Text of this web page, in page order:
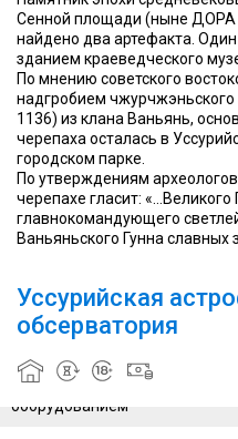
Сенной площади (ныне ДОРА
найдено два артефакта. Один
зданием краеведческого
По мнению советского
надгробием
1136) из клана Ваньянь,
черепаха осталась в
городском парке.
По утверждениям
черепахе гласит: «…Великого
главнокомандующего
Ваньяньского Гунна славных
Уссурийская
обсерватория
Несмотря на немного
внутри оснащена современным
оборудованием